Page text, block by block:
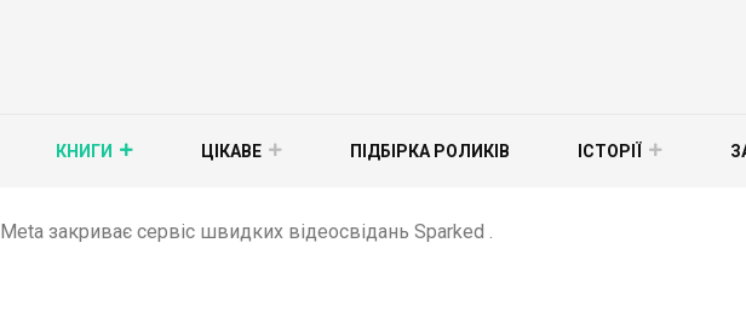
КНИГИ ЦІКАВЕ ПІДБІРКА РОЛИКІВ ІСТОРІЇ
Meta закриває сервіс швидких відеосвідань Sparked .